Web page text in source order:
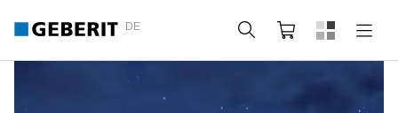
DE Suche Webshop